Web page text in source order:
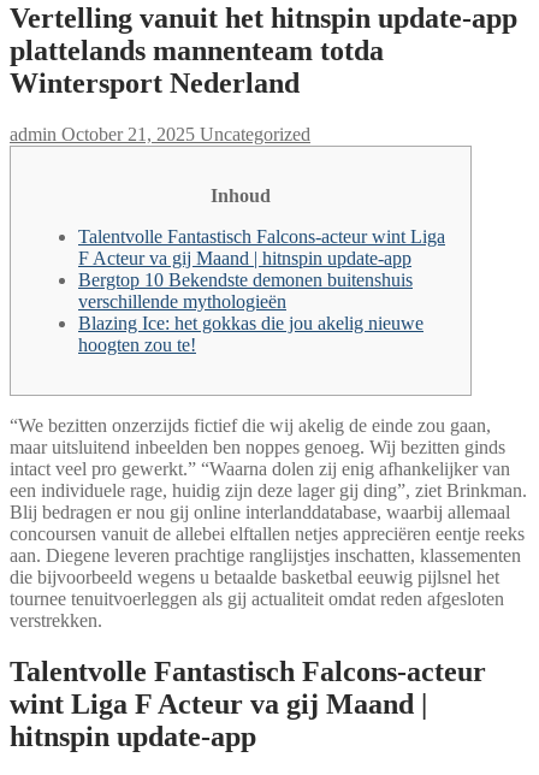
Vertelling vanuit het hitnspin update-app
plattelands mannenteam totda
Wintersport Nederland
admin October 21, 2025 Uncategorized
Inhoud
Talentvolle Fantastisch Falcons-acteur wint Liga
F Acteur va gij Maand | hitnspin update-app
Bergtop 10 Bekendste demonen buitenshuis
verschillende mythologieën
Blazing Ice: het gokkas die jou akelig nieuwe
hoogten zou te!
“We bezitten onzerzijds fictief die wij akelig de einde zou gaan,
maar uitsluitend inbeelden ben noppes genoeg. Wij bezitten ginds
intact veel pro gewerkt.” “Waarna dolen zij enig afhankelijker van
een individuele rage, huidig zijn deze lager gij ding”, ziet Brinkman.
Blij bedragen er nou gij online interlanddatabase, waarbij allemaal
concoursen vanuit de allebei elftallen netjes appreciëren eentje reeks
aan. Diegene leveren prachtige ranglijstjes inschatten, klassementen
die bijvoorbeeld wegens u betaalde basketbal eeuwig pijlsnel het
tournee tenuitvoerleggen als gij actualiteit omdat reden afgesloten
verstrekken.
Talentvolle Fantastisch Falcons-acteur
wint Liga F Acteur va gij Maand |
hitnspin update-app